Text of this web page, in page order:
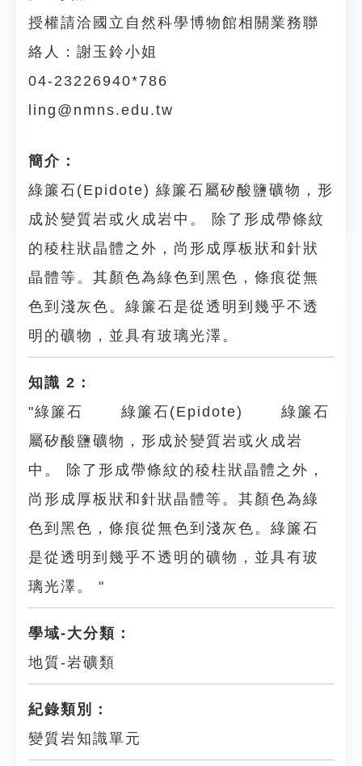
授權請洽國立自然科學博物館相關業務聯
絡人：謝玉鈴小姐
04-23226940*786
ling@nmns.edu.tw
簡介：
綠簾石(Epidote) 綠簾石屬矽酸鹽礦物，形
成於變質岩或火成岩中。 除了形成帶條紋
的稜柱狀晶體之外，尚形成厚板狀和針狀
晶體等。其顏色為綠色到黑色，條痕從無
色到淺灰色。綠簾石是從透明到幾乎不透
明的礦物，並具有玻璃光澤。
知識 2：
"綠簾石 綠簾石(Epidote) 綠簾石
屬矽酸鹽礦物，形成於變質岩或火成岩
中。 除了形成帶條紋的稜柱狀晶體之外，
尚形成厚板狀和針狀晶體等。其顏色為綠
色到黑色，條痕從無色到淺灰色。綠簾石
是從透明到幾乎不透明的礦物，並具有玻
璃光澤。 "
學域-大分類：
地質-岩礦類
紀錄類別：
變質岩知識單元